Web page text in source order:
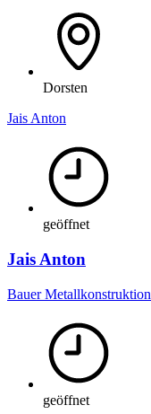
Dorsten
Jais Anton
geöffnet
Jais Anton
Bauer
geöffnet